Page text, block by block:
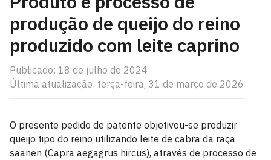
produção de queijo do reino
produzido com leite caprino
Publicado: 18 de julho de 2024
Última atualização: terça-feira, 31 de março de 2026
O presente pedido de patente objetivou-se produzir
queijo tipo do reino utilizando leite de cabra da raça
saanen (Capra aegagrus hircus), através de processo de